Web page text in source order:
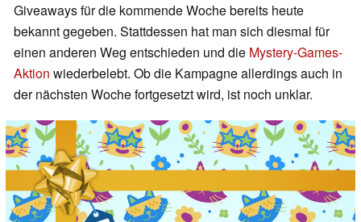
Giveaways für die kommende Woche bereits heute
bekannt gegeben. Stattdessen hat man sich diesmal für
einen anderen Weg entschieden und die Mystery-Games-
Aktion wiederbelebt. Ob die Kampagne allerdings auch in
der nächsten Woche fortgesetzt wird, ist noch unklar.